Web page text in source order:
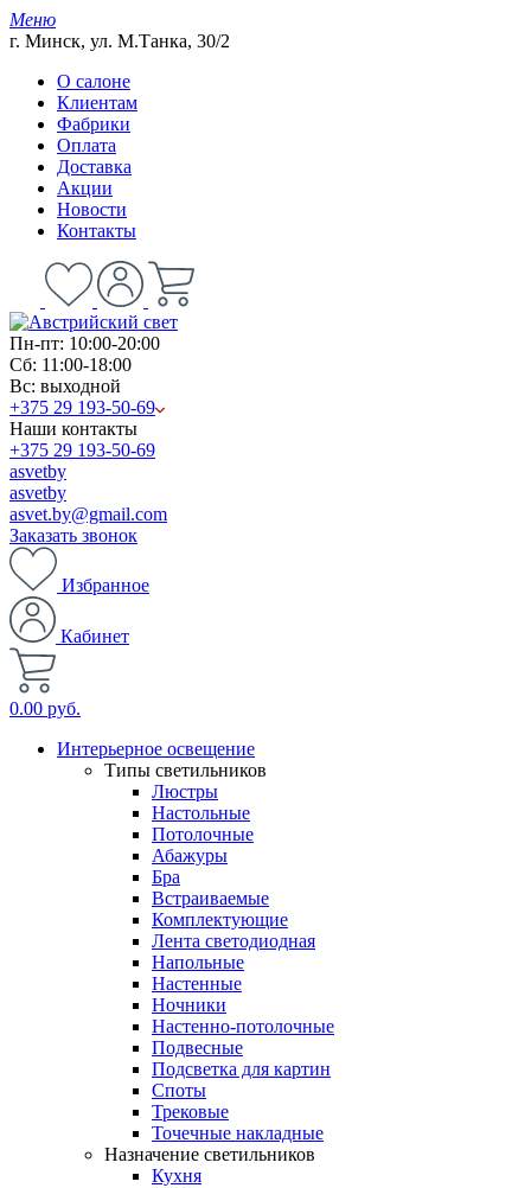
Меню
г. Минск, ул. М.Танка, 30/2
О салоне
Клиентам
Фабрики
Оплата
Доставка
Акции
Новости
Контакты
Пн-пт: 10:00-20:00
Сб: 11:00-18:00
Вс: выходной
+375 29 193-50-69
Наши контакты
+375 29 193-50-69
asvetby
asvetby
asvet.by@gmail.com
Заказать звонок
Избранное
Кабинет
0.00 руб.
Интерьерное освещение
Типы светильников
Люстры
Настольные
Потолочные
Абажуры
Бра
Встраиваемые
Комплектующие
Лента светодиодная
Напольные
Настенные
Ночники
Настенно-потолочные
Подвесные
Подсветка для картин
Споты
Трековые
Точечные накладные
Назначение светильников
Кухня